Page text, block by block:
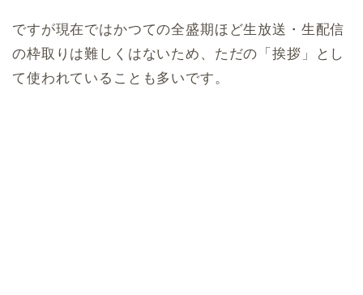
ですが現在ではかつての全盛期ほど生放送・生配信
の枠取りは難しくはないため、ただの「挨拶」とし
て使われていることも多いです。